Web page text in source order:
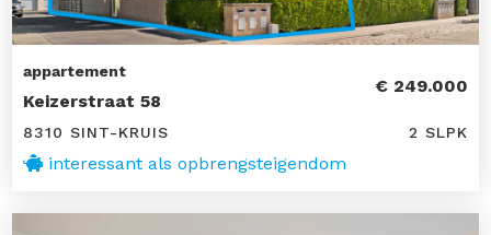
appartement
Keizerstraat 58
€ 249.000
8310 SINT-KRUIS 2 SLPK
interessant als opbrengsteigendom